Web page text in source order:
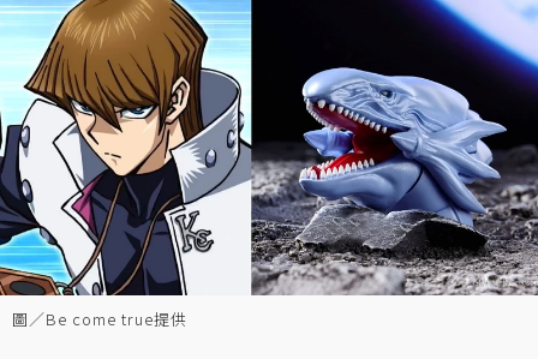
圖／Be come true提供